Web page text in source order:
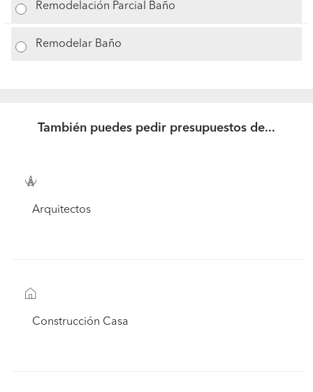
Remodelación Parcial Baño
Remodelar Baño
También puedes pedir presupuestos de...
Arquitectos
Construcción Casa